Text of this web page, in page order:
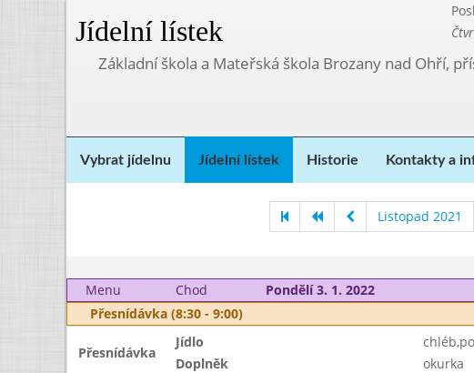
Jídelní lístek
Základní škola a Mateřská škola Brozany nad Ohří,
Vybrat jídelnu Jídelní lístek Historie Kontakty a
Listopad 2021
Menu
Chod Pondělí 3. 1. 2022
Přesnídávka (8:30 - 9:00)
Přesnídávka
Jídlo
Doplněk
okurka